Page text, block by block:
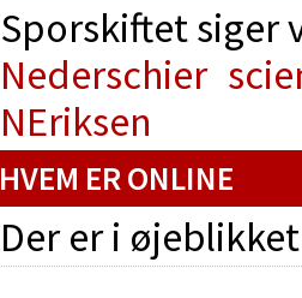
Sporskiftet
Nederschier
NEriksen
HVEM ER ONLINE
Der er i